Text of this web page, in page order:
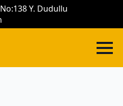
Y. Dudullu